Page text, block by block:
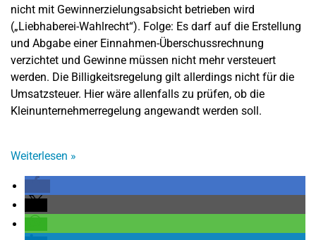
nicht mit Gewinnerzielungsabsicht betrieben wird
(„Liebhaberei-Wahlrecht“). Folge: Es darf auf die Erstellung
und Abgabe einer Einnahmen-Überschussrechnung
verzichtet und Gewinne müssen nicht mehr versteuert
werden. Die Billigkeitsregelung gilt allerdings nicht für die
Umsatzsteuer. Hier wäre allenfalls zu prüfen, ob die
Kleinunternehmerregelung angewandt werden soll.
Weiterlesen »